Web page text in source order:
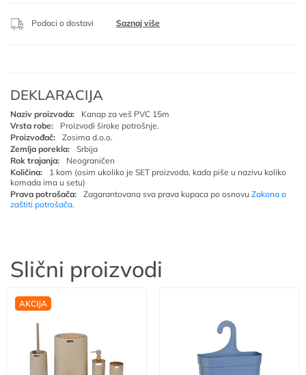
Podaci o dostavi Saznaj više
DEKLARACIJA
Naziv proizvoda:
Kanap za veš PVC 15m
Vrsta robe:
Proizvodi široke potrošnje.
Proizvođač:
Zosima d.o.o.
Zemlja porekla:
Srbija
Rok trajanja:
Neograničen
Količina:
1 kom (osim ukoliko je SET proizvoda, kada piše u nazivu koliko
komada ima u setu)
Prava potrošača:
Zagarantovana sva prava kupaca po osnovu Zakona o
zaštiti potrošača.
Slični proizvodi
NOVO
AKCIJA